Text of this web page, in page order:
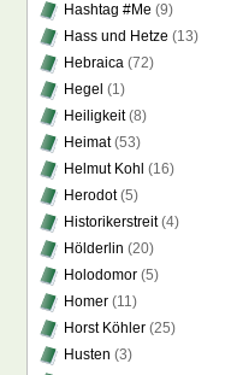
Hashtag #Me (9)
Hass und Hetze (13)
Hebraica (72)
Hegel (1)
Heiligkeit(8)
Heimat(53)
Helmut Kohl (16)
Herodot(5)
Historikerstreit(4)
Hölderlin (20)
Holodomor (5)
Homer (11)
Horst Köhler (25)
Husten (3)